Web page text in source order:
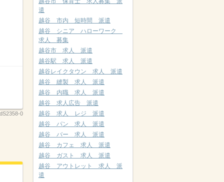
dS2358-0
遣
越谷 市内 短時間 派遣
越谷 シニア ハローワーク
求人 募集
越谷市 求人 派遣
越谷駅 求人 派遣
越谷レイクタウン 求人 派遣
越谷 縫製 求人 派遣
越谷 内職 求人 派遣
越谷 求人広告 派遣
越谷 求人 レジ 派遣
越谷 パン 求人 派遣
越谷 バー 求人 派遣
越谷 カフェ 求人 派遣
越谷 ガスト 求人 派遣
越谷 アウトレット 求人 派
遣